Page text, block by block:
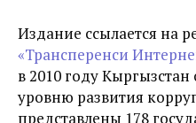
Издание ссылается на
«Трансперенси
в 2010 году Кыргызстан
уровню развития
представлены 178